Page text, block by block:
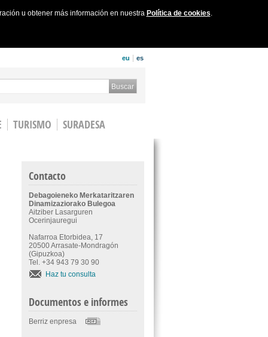
u obtener más información en nuestra Política de cookies.
eu es
TURISMO
SURADESA
Contacto
Debagoieneko Merkataritzaren
Dinamizaziorako Bulegoa
Aitziber Lasarguren
Ocerinjauregui
Nafarroa Etorbidea, 17
20500 Arrasate-Mondragón
(Gipuzkoa)
Tel. +34 943 79 30 90
Haz tu consulta
Documentos e informes
Berriz enpresa